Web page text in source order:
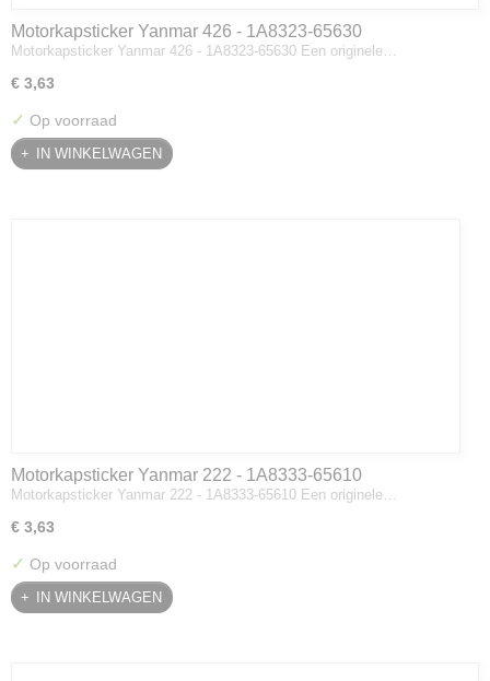
Motorkapsticker Yanmar 426 - 1A8323-65630
Motorkapsticker Yanmar 426 - 1A8323-65630 Een originele…
€ 3,63
✓ Op voorraad
IN WINKELWAGEN
Motorkapsticker Yanmar 222 - 1A8333-65610
Motorkapsticker Yanmar 222 - 1A8333-65610 Een originele…
€ 3,63
✓ Op voorraad
IN WINKELWAGEN